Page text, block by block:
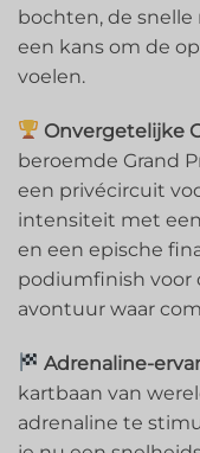
bochten, de
een kans om de
voelen.
Onvergetelijke
beroemde Grand
een privécircuit
intensiteit met
en een epische
podiumfinish voor
avontuur waar
Adrenaline-
kartbaan van
adrenaline te